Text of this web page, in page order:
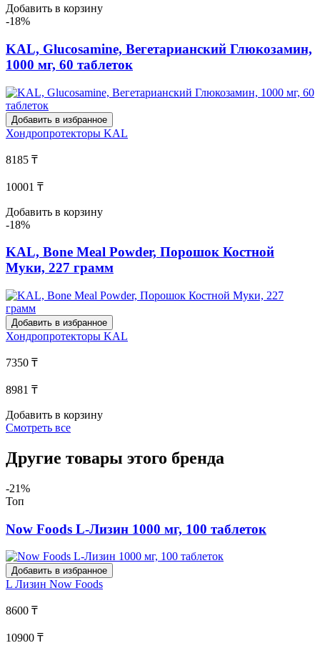
Добавить в корзину
-18%
KAL, Glucosamine, Вегетарианский Глюкозамин,
1000 мг, 60 таблеток
Добавить в избранное
Хондропротекторы KAL
8185 ₸
10001 ₸
Добавить в корзину
-18%
KAL, Bone Meal Powder, Порошок Костной
Муки, 227 грамм
Добавить в избранное
Хондропротекторы KAL
7350 ₸
8981 ₸
Добавить в корзину
Смотреть все
Другие товары этого бренда
-21%
Топ
Now Foods L-Лизин 1000 мг, 100 таблеток
Добавить в избранное
L Лизин Now Foods
8600 ₸
10900 ₸